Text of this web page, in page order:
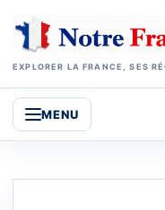
EXPLORER LA FRANCE, SES
MENU